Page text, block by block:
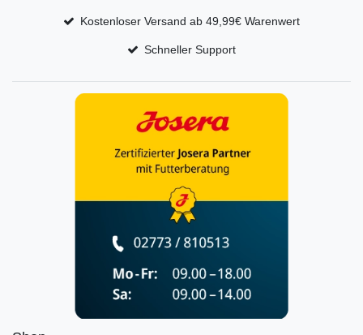
Kostenloser Versand ab 49,99€ Warenwert
Schneller Support